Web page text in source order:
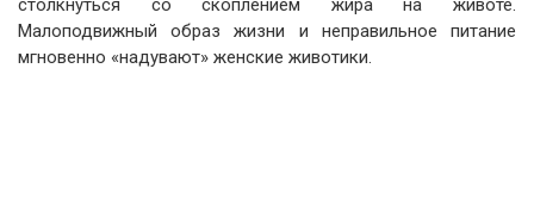
столкнуться со скоплением жира на животе.
Малоподвижный образ жизни и неправильное питание
мгновенно «надувают» женские животики.